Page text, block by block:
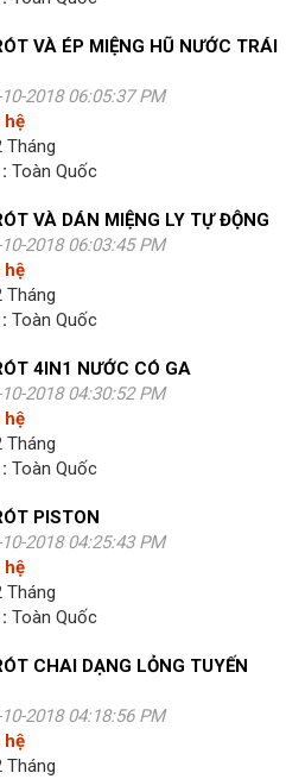
VÀ ÉP MIỆNG HŨ NƯỚC TRÁI
2018 06:05:37 PM
hệ
Tháng
Toàn Quốc
VÀ DÁN MIỆNG LY TỰ ĐỘNG
2018 06:03:45 PM
hệ
Tháng
Toàn Quốc
4IN1 NƯỚC CÓ GA
2018 04:30:52 PM
hệ
Tháng
Toàn Quốc
PISTON
2018 04:25:43 PM
hệ
Tháng
Toàn Quốc
CHAI DẠNG LỎNG TUYẾN
2018 04:18:56 PM
hệ
Tháng